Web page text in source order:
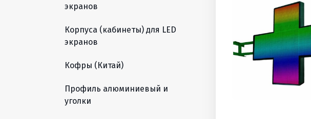
экранов
Корпуса (кабинеты) для LED
экранов
Кофры (Китай)
Профиль алюминиевый и
уголки